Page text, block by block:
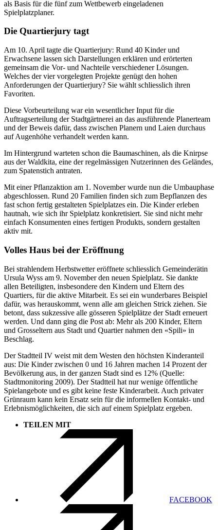
als Basis für die fünf zum Wettbewerb eingeladenen
Spielplatzplaner.
Die Quartierjury tagt
Am 10. April tagte die Quartierjury: Rund 40 Kinder und
Erwachsene lassen sich Darstellungen erklären und erörterten
gemeinsam die Vor- und Nachteile verschiedener Lösungen.
Welches der vier vorgelegten Projekte genügt den hohen
Anforderungen der Quartierjury? Sie wählt schliesslich ihren
Favoriten.
Diese Vorbeurteilung war ein wesentlicher Input für die
Auftragserteilung der Stadtgärtnerei an das ausführende Planerteam
und der Beweis dafür, dass zwischen Planern und Laien durchaus
auf Augenhöhe verhandelt werden kann.
Im Hintergrund warteten schon die Baumaschinen, als die Knirpse
aus der Waldkita, eine der regelmässigen Nutzerinnen des Geländes,
zum Spatenstich antraten.
Mit einer Pflanzaktion am 1. November wurde nun die Umbauphase
abgeschlossen. Rund 20 Familien finden sich zum Bepflanzen des
fast schon fertig gestalteten Spielplatzes ein. Die Kinder erleben
hautnah, wie sich ihr Spielplatz konkretisiert. Sie sind nicht mehr
einfach Konsumenten eines fertigen Produkts, sondern gestalten
aktiv mit.
Volles Haus bei der Eröffnung
Bei strahlendem Herbstwetter eröffnete schliesslich Gemeinderätin
Ursula Wyss am 9. November den neuen Spielplatz. Sie dankte
allen Beteiligten, insbesondere den Kindern und Eltern des
Quartiers, für die aktive Mitarbeit. Es sei ein wunderbares Beispiel
dafür, was herauskommt, wenn alle am gleichen Strick ziehen. Sie
betont, dass sukzessive alle gösseren Spielplätze der Stadt erneuert
werden. Und dann ging die Post ab: Mehr als 200 Kinder, Eltern
und Grosseltern aus Stadt und Quartier nahmen den «Spili» in
Beschlag.
Der Stadtteil IV weist mit dem Westen den höchsten Kinderanteil
aus: Die Kinder zwischen 0 und 16 Jahren machen 14 Prozent der
Bevölkerung aus, in der ganzen Stadt sind es 12% (Quelle:
Stadtmonitoring 2009). Der Stadtteil hat nur wenige öffentliche
Spielangebote und es gibt keine feste Kinderarbeit. Auch privater
Grünraum kann kein Ersatz sein für die informellen Kontakt- und
Erlebnismöglichkeiten, die sich auf einem Spielplatz ergeben.
TEILEN MIT
FACEBOOK